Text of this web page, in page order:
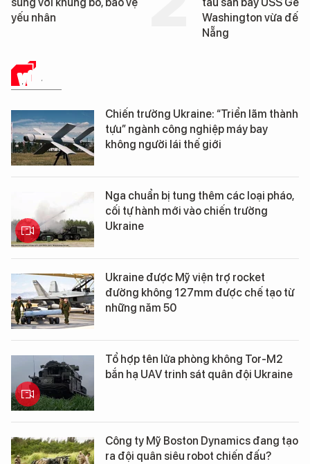
Washington vừa đến Đà
George Washington
Đà Nẵng
VŨ KHÍ
Chiến trường Ukraine: “Triển lãm thành
tựu” ngành công nghiệp máy bay
không người lái thế giới
Nga chuẩn bị tung thêm các loại pháo,
cối tự hành mới vào chiến trường
Ukraine
Ukraine được Mỹ viện trợ rocket
đường không 127mm được chế tạo từ
những năm 50
Tổ hợp tên lửa phòng không Tor-M2
bắn hạ UAV trinh sát quân đội Ukraine
Công ty Mỹ Boston Dynamics đang tạo
ra đội quân siêu robot chiến đấu?